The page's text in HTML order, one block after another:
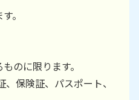
。
のに限ります。
保険証、パスポート、